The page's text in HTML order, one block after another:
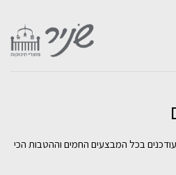
בכל המבצעים החמים וההטבות הכי